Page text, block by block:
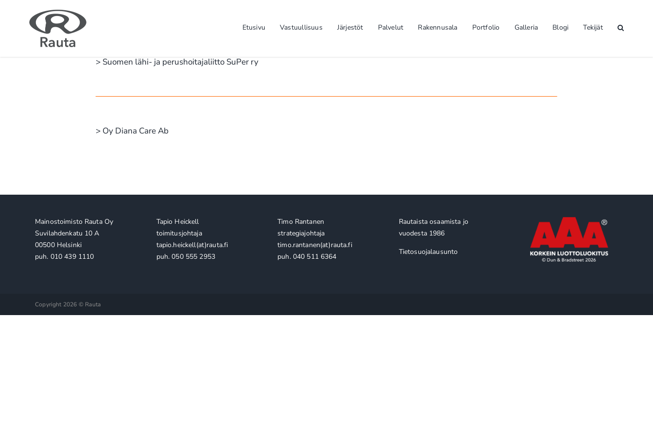
Etusivu Vastuullisuus Järjestöt Palvelut Rakennusala Portfolio Galleria Blogi Tekijät
> Suomen lähi- ja perushoitajaliitto SuPer ry
> Oy Diana Care Ab
Mainostoimisto Rauta Oy
Suvilahdenkatu 10 A
00500 Helsinki
puh. 010 439 1110
Tapio Heickell
toimitusjohtaja
tapio.heickell(at)rauta.fi
puh. 050 555 2953
Timo Rantanen
strategiajohtaja
timo.rantanen(at)rauta.fi
puh. 040 511 6364
Rautaista osaamista jo
vuodesta 1986
Tietosuojalausunto
Copyright 2026 © Rauta